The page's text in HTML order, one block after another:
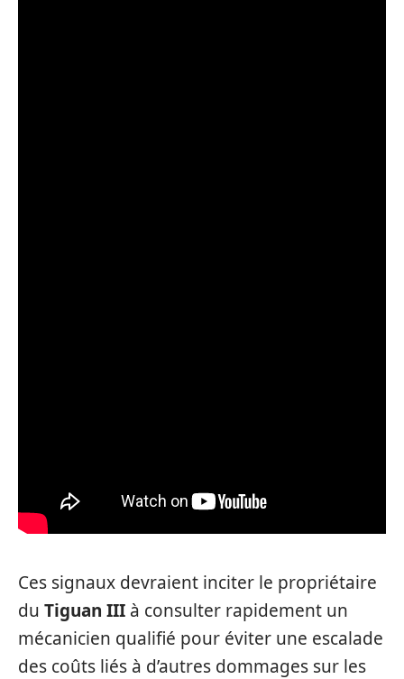
Ces signaux devraient inciter le propriétaire
du Tiguan III à consulter rapidement un
mécanicien qualifié pour éviter une escalade
des coûts liés à d’autres dommages sur les